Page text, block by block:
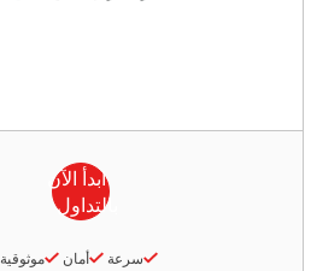
سرعة أمان موثوقية